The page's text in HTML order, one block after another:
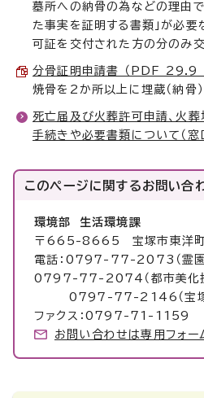
墓所への納骨の為などの理由で
た事実を証明する書類」が必要
可証を交付された方の分のみ交
分骨証明申請書 （PDF 29.9
焼骨を2か所以上に埋蔵（納骨
死亡届及び火葬許可申請、火
手続きや必要書類について（窓
このページに関するお問い合
環境部 生活環境課
〒665-8665 宝塚市東洋
電話：0797-77-2073（霊園
0797-77-2074（都市美化
0797-77-2146（宝塚す
ファクス：0797-71-1159
お問い合わせは専用フォー